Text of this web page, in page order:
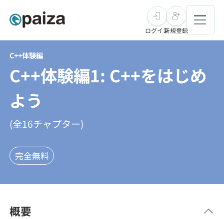
求人検索
インタビュー
転職成功ガイド
未経験転職
求人検索
インタビュー
新卒就活
求人検索
学習
問題集
ログイン新規登録
C++体験編
C++体験編1: C++をはじめ
よう
(全16チャプター)
完全無料
概要